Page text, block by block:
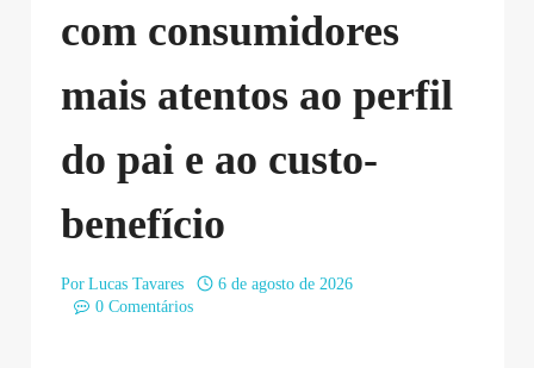
com consumidores
mais atentos ao perfil
do pai e ao custo-
benefício
Por Lucas Tavares
6 de agosto de 2026
0 Comentários